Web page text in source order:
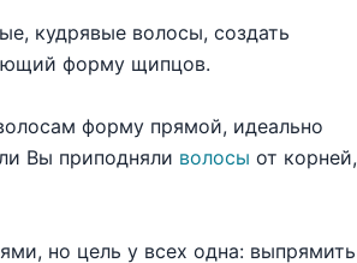
кудрявые волосы, создать
форму щипцов.
форму прямой, идеально
Вы приподняли волосы от корней,
но цель у всех одна: выпрямить